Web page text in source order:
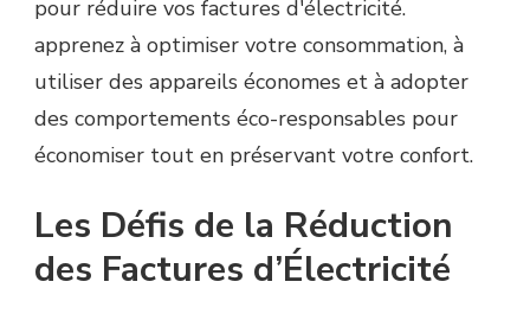
Les Défis de la Réduction
des Factures d’Électricité